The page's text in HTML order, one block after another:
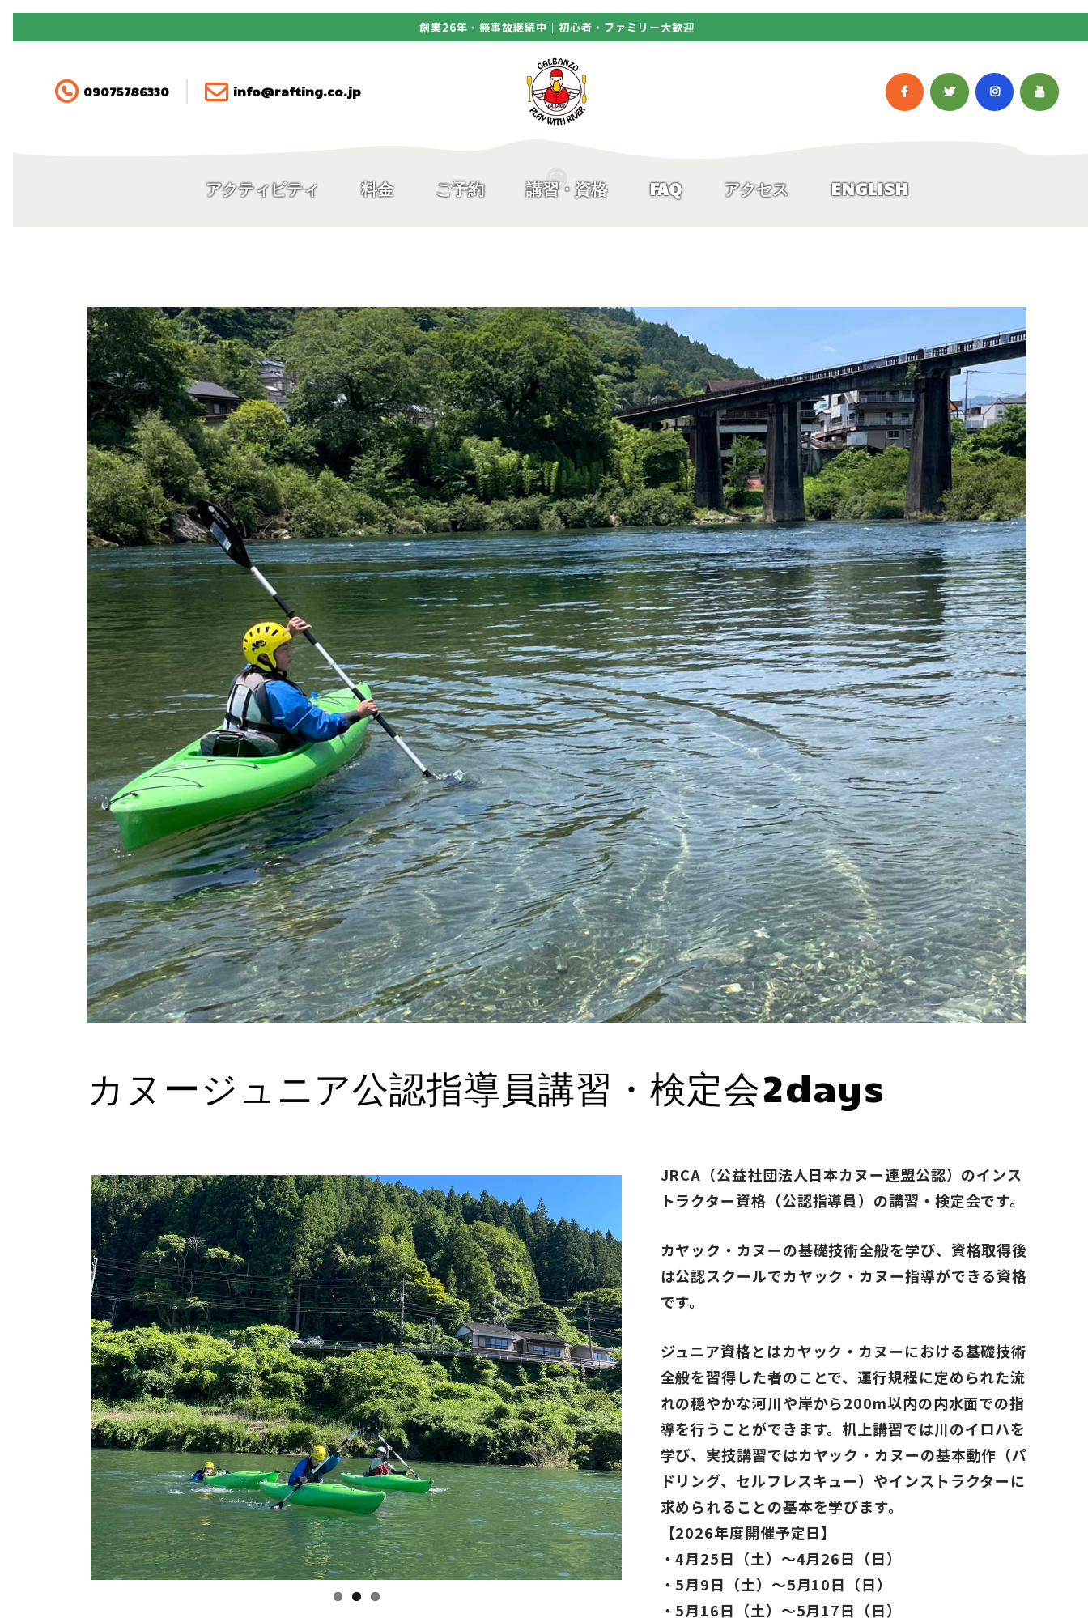
創業26年・無事故継続中｜初心者・ファミリー大歓迎
09075786330 info@rafting.co.jp
アクティビティ 料金 ご予約 講習・資格 FAQ アクセス ENGLISH
空き状況・ご予約
ガイド紹介
お問い合わせ
ENGLISH
カヌージュニア公認指導員講習・検定会2days
JRCA（公益社団法人日本カヌー連盟公認）のインス
トラクター資格（公認指導員）の講習・検定会です。
カヤック・カヌーの基礎技術全般を学び、資格取得後
は公認スクールでカヤック・カヌー指導ができる資格
です。
ジュニア資格とはカヤック・カヌーにおける基礎技術
全般を習得した者のことで、運行規程に定められた流
れの穏やかな河川や岸から200m以内の内水面での指
導を行うことができます。机上講習では川のイロハを
学び、実技講習ではカヤック・カヌーの基本動作（パ
ドリング、セルフレスキュー）やインストラクターに
求められることの基本を学びます。
【2026年度開催予定日】
・4月25日（土）〜4月26日（日）
・5月9日（土）〜5月10日（日）
・5月16日（土）〜5月17日（日）